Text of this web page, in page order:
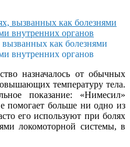
как болезнями
внутренних органов
назначалось от обычных
температуру тела.
показание: «Нимесил»
помогает больше ни одно из
его используют при болях
локомоторной системы, в